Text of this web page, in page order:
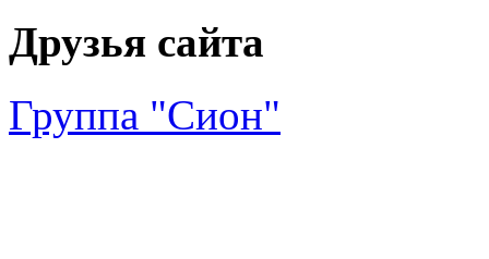
Друзья сайта
Группа "Сион"